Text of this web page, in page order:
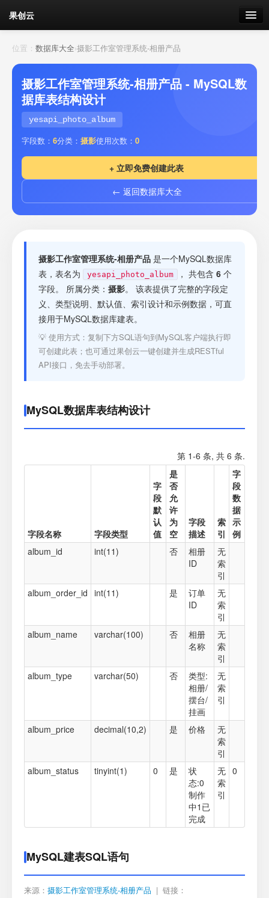
果创云
数据表单
API接口
云存储
流量 剩余接口流量
套餐
接口测试
位置： 数据库大全›摄影工作室管理系统-相册产品
摄影工作室管理系统-相册产品 - MySQL数
据库表结构设计
yesapi_photo_album
字段数： 6分类： 摄影使用次数： 0
+ 立即免费创建此表
← 返回数据库大全
摄影工作室管理系统-相册产品 是一个MySQL数据库
表，表名为
yesapi_photo_album ， 共包含 6 个
字段。 所属分类： 摄影。 该表提供了完整的字段定
义、类型说明、默认值、索引设计和示例数据，可直
接用于MySQL数据库建表。
💡 使用方式：复制下方SQL语句到MySQL客户端执行即
可创建此表；也可通过果创云一键创建并生成RESTful
API接口，免去手动部署。
MySQL数据库表结构设计
第 1-6 条, 共 6 条.
字段名称 字段类型
字
段
默
认
值
是
否
允
许
为
空
字段
描述
索
引
字
段
数
据
示
例
album_id
int(11) 否
相册
ID
无
索
引
album_order_id int(11) 是
订单
ID
无
索
引
album_name
varchar(100) 否
相册
名称
无
索
引
album_type
varchar(50) 否
类型:
相册/
摆台/
挂画
无
索
引
album_price decimal(10,2) 是 价格
无
索
引
album_status
tinyint(1) 0 是
状
态:0
制作
中1已
完成
无
索
引
0
MySQL建表SQL语句
来源： 摄影工作室管理系统-相册产品 | 链接：